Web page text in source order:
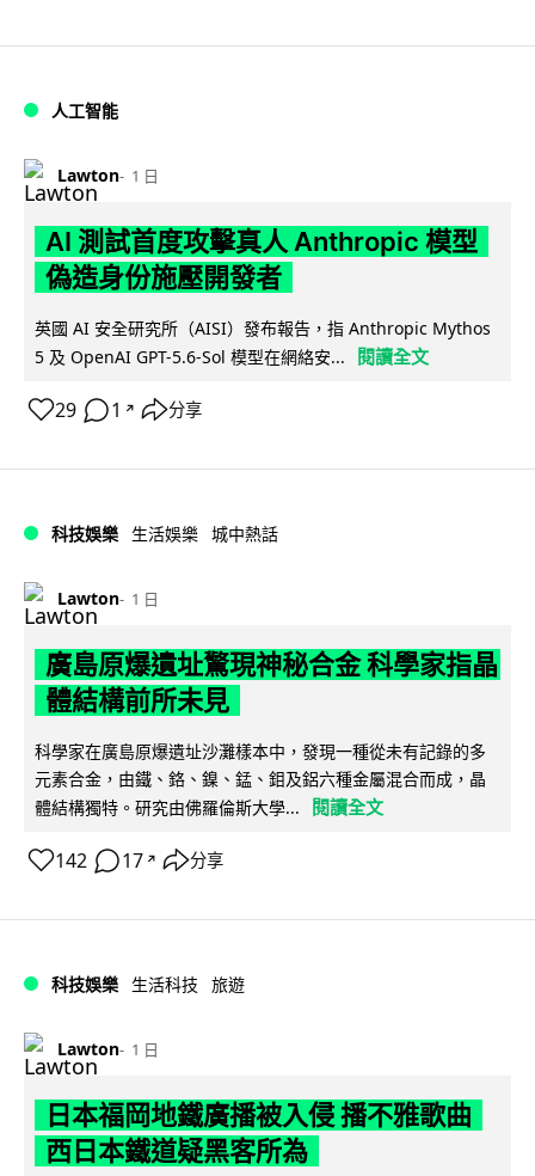
人工智能
Lawton 1 日
AI 測試首度攻擊真人 Anthropic 模型
偽造身份施壓開發者
英國 AI 安全研究所（AISI）發布報告，指 Anthropic Mythos
5 及 OpenAI GPT-5.6-Sol 模型在網絡安...
閱讀全文
29 1 ↗ 分享
科技娛樂 生活娛樂 城中熱話
Lawton 1 日
廣島原爆遺址驚現神秘合金 科學家指晶
體結構前所未見
科學家在廣島原爆遺址沙灘樣本中，發現一種從未有記錄的多
元素合金，由鐵、鉻、鎳、錳、鉬及鋁六種金屬混合而成，晶
體結構獨特。研究由佛羅倫斯大學...
閱讀全文
142 17 ↗ 分享
科技娛樂 生活科技 旅遊
Lawton 1 日
日本福岡地鐵廣播被入侵 播不雅歌曲
西日本鐵道疑黑客所為